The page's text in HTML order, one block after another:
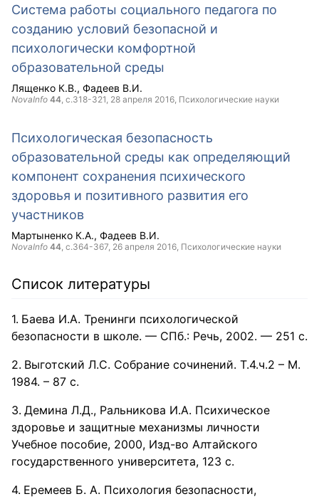
Система работы социального педагога по
созданию условий безопасной и
психологически комфортной
образовательной среды
Лященко К.В. Фадеев В.И.
NovaInfo 44, с.318-321, 28 апреля 2016, Психологические науки
Психологическая безопасность
образовательной среды как определяющий
компонент сохранения психического
здоровья и позитивного развития его
участников
Мартыненко К.А. Фадеев В.И.
NovaInfo 44, с.364-367, 26 апреля 2016, Психологические науки
Список литературы
Баева И.А. Тренинги психологической
безопасности в школе. — СПб.: Речь, 2002. — 251 с.
Выготский Л.С. Собрание сочинений. Т.4.ч.2 – М.
1984. – 87 с.
Демина Л.Д., Ральникова И.А. Психическое
здоровье и защитные механизмы личности
Учебное пособие, 2000, Изд-во Алтайского
государственного университета, 123 с.
Еремеев Б. А. Психология безопасности,